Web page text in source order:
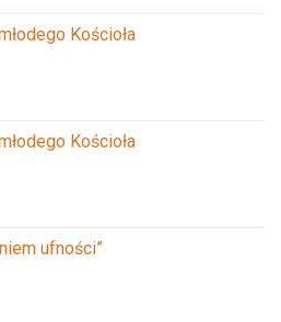
Kościoła
Kościoła
ufności”